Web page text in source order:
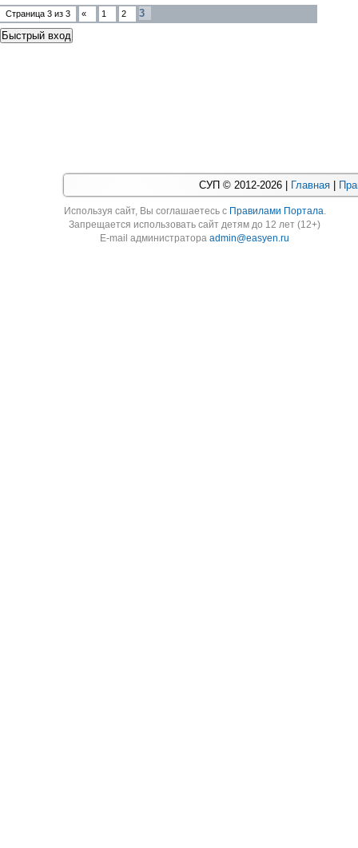
Страница 3 из 3 « 1 2 3
СУП © 2012-2026 | Главная
Используя cайт, Вы соглашаетесь с Правилами Портала.
Запрещается использовать сайт детям до 12 лет (12+)
E-mail администратораadmin@easyen.ru